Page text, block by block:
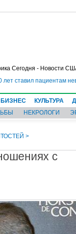
Сегодня - Новости
пациентам
БИЗНЕС КУЛЬТУРА
НЕКРОЛОГИ
>
с